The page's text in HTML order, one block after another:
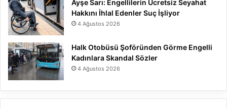
Ayşe Sarı: Engellilerin Ücretsiz Seyahat
Hakkını İhlal Edenler Suç İşliyor
4 Ağustos 2026
Halk Otobüsü Şoföründen Görme Engelli
Kadınlara Skandal Sözler
4 Ağustos 2026